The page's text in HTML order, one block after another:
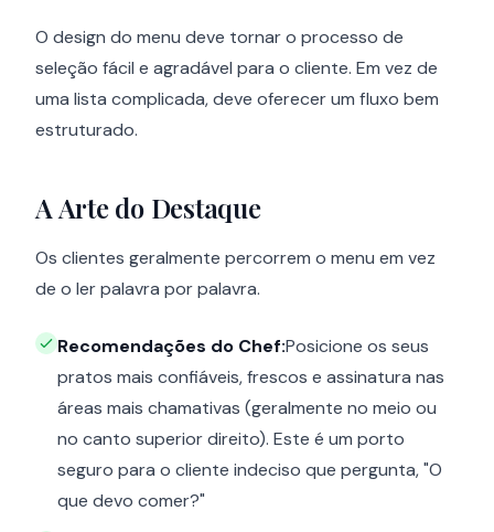
O design do menu deve tornar o processo de
seleção fácil e agradável para o cliente. Em vez de
uma lista complicada, deve oferecer um fluxo bem
estruturado.
A Arte do Destaque
Os clientes geralmente percorrem o menu em vez
de o ler palavra por palavra.
Recomendações do Chef:Posicione os seus
pratos mais confiáveis, frescos e assinatura nas
áreas mais chamativas (geralmente no meio ou
no canto superior direito). Este é um porto
seguro para o cliente indeciso que pergunta, "O
que devo comer?"